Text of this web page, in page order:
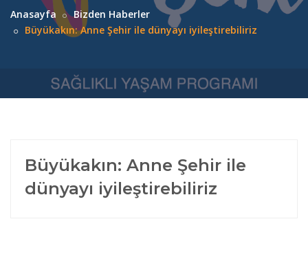
Anasayfa
Bizden Haberler
Büyükakın: Anne Şehir ile dünyayı iyileştirebiliriz
Büyükakın: Anne Şehir ile
dünyayı iyileştirebiliriz